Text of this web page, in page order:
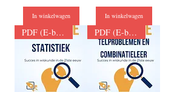
In winkelwagen In winkelwagen
PDF (E-boek) PDF (E-boek)